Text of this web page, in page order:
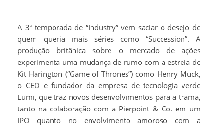
A 3ª temporada de “Industry” vem saciar o desejo de
quem queria mais séries como “Succession”. A
produção britânica sobre o mercado de ações
experimenta uma mudança de rumo com a estreia de
Kit Harington (“Game of Thrones”) como Henry Muck,
o CEO e fundador da empresa de tecnologia verde
Lumi, que traz novos desenvolvimentos para a trama,
tanto na colaboração com a Pierpoint & Co. em um
IPO quanto no envolvimento amoroso com a